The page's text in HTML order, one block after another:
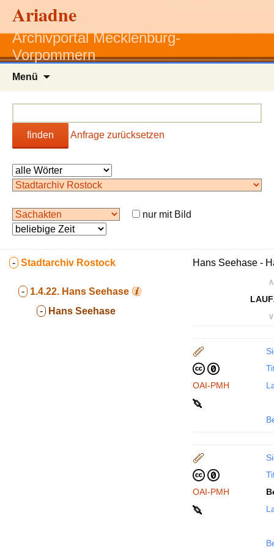
Ariadne
Archivportal Mecklenburg-
Vorpommern
Menü
finden Anfrage zurücksetzen
nur mit Bild
- Stadtarchiv Rostock
- 1.4.22. Hans Seehase
- Hans Seehase
Hans Seehase -
∧
∨
OAI-PMH
OAI-PMH